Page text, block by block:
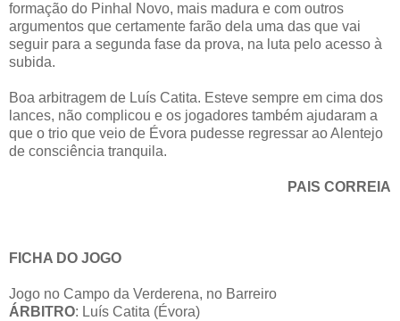
formação do Pinhal Novo, mais madura e com outros
argumentos que certamente farão dela uma das que vai
seguir para a segunda fase da prova, na luta pelo acesso à
subida.
Boa arbitragem de Luís Catita. Esteve sempre em cima dos
lances, não complicou e os jogadores também ajudaram a
que o trio que veio de Évora pudesse regressar ao Alentejo
de consciência tranquila.
PAIS CORREIA
FICHA DO JOGO
Jogo no Campo da Verderena, no Barreiro
ÁRBITRO: Luís Catita (Évora)